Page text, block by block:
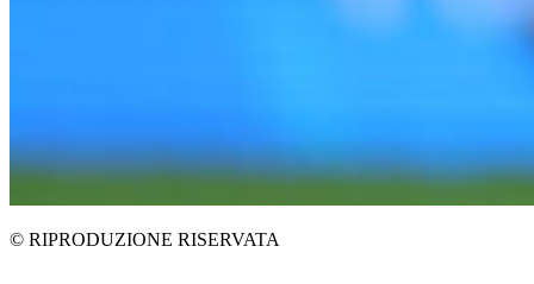
© RIPRODUZIONE RISERVATA